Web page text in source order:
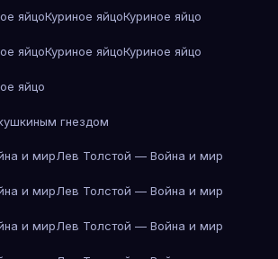
яйцоКуриное яйцоКуриное яйцо
яйцоКуриное яйцоКуриное яйцо
яйцо
гнездом
и мирЛев Толстой — Война и мир
и мирЛев Толстой — Война и мир
и мирЛев Толстой — Война и мир